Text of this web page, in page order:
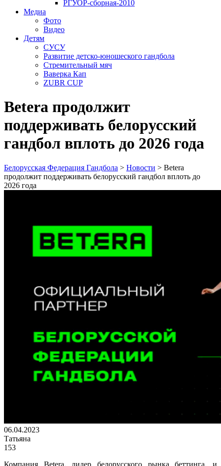
РГУОР-сборная-2010
Медиа
Фото
Видео
Детям
СУСУ
Развитие детско-юношеского гандбола
Стремительный мяч
Ваверка Кап
ZUBR CUP
Betera продолжит
поддерживать белорусский
гандбол вплоть до 2026 года
Белорусская Федерация Гандбола > Новости > Betera
продолжит поддерживать белорусский гандбол вплоть до
2026 года
06.04.2023
Татьяна
153
Компания Betera, лидер белорусского рынка беттинга, и